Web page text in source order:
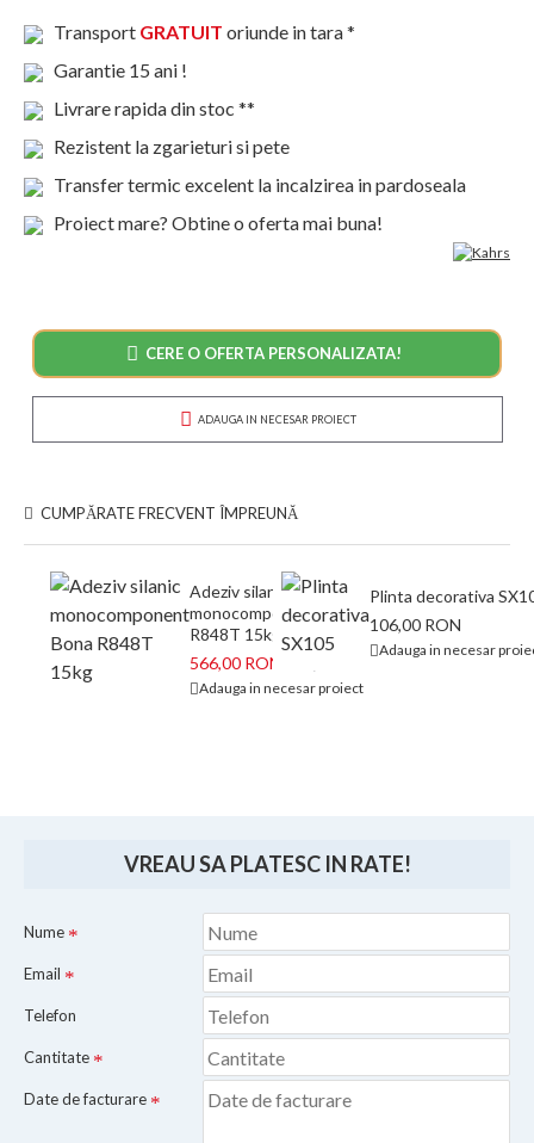
Transport GRATUIT oriunde in tara *
Garantie 15 ani !
Livrare rapida din stoc **
Rezistent la zgarieturi si pete
Transfer termic excelent la incalzirea in pardoseala
Proiect mare? Obtine o oferta mai buna!
CERE O OFERTA PERSONALIZATA!
ADAUGA IN NECESAR PROIECT
CUMPĂRATE FRECVENT ÎMPREUNĂ
Adeziv silanic
monocomponent Bona
R848T 15kg
566,00 RON
Adauga in necesar proiect
Plinta decorativa
106,00 RON
Adauga in necesar
VREAU SA PLATESC IN RATE!
Nume
Email
Telefon
Cantitate
Date de facturare